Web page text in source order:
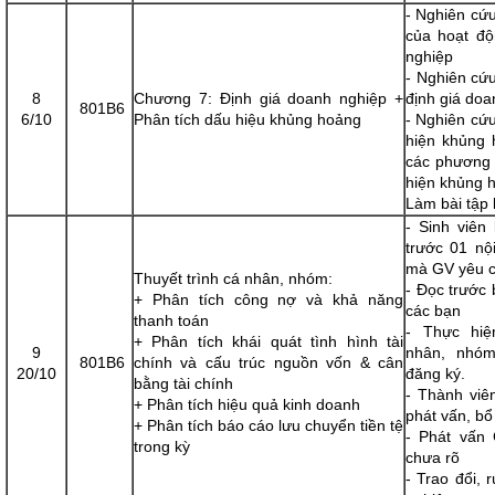
8
6/10
801B6
Chương 7: Định giá doanh nghiệp +
Phân tích dấu hiệu khủng hoảng
- Nghiên
của hoạt
nghiệp
- Nghiên
định giá
- Nghiên
hiện khủng
các phương
hiện khủng
Làm bài tập
9
20/10
801B6
Thuyết trình cá nhân, nhóm:
+ Phân tích công nợ và khả năng
thanh toán
+ Phân tích khái quát tình hình tài
chính và cấu trúc nguồn vốn & cân
bằng tài chính
+ Phân tích hiệu quả kinh doanh
+ Phân tích báo cáo lưu chuyển tiền tệ
trong kỳ
- Sinh viên
trước 01
mà GV yêu
- Đọc trước
các bạn
- Thực
nhân,
đăng ký.
- Thành
phát vấn,
​- Phát vấn
chưa rõ
- Trao đổi,